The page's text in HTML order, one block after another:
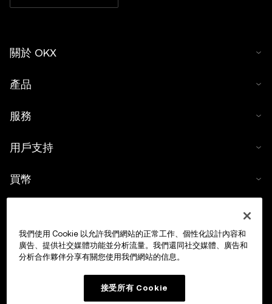
關於 OKX
產品
服務
用戶支持
買幣
交易
我們使用 Cookie 以允許我們網站的正常工作、個性化設計內容和
廣告、提供社交媒體功能並分析流量。我們還同社交媒體、廣告和
分析合作夥伴分享有關您使用我們網站的信息。
接受所有 Cookie